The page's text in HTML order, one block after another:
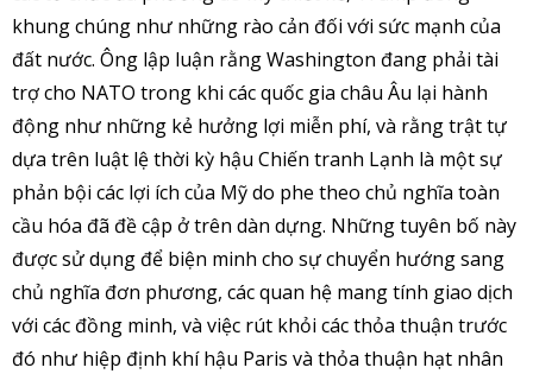
khung chúng như những rào cản đối với sức mạnh của
đất nước. Ông lập luận rằng Washington đang phải tài
trợ cho NATO trong khi các quốc gia châu Âu lại hành
động như những kẻ hưởng lợi miễn phí, và rằng trật tự
dựa trên luật lệ thời kỳ hậu Chiến tranh Lạnh là một sự
phản bội các lợi ích của Mỹ do phe theo chủ nghĩa toàn
cầu hóa đã đề cập ở trên dàn dựng. Những tuyên bố này
được sử dụng để biện minh cho sự chuyển hướng sang
chủ nghĩa đơn phương, các quan hệ mang tính giao dịch
với các đồng minh, và việc rút khỏi các thỏa thuận trước
đó như hiệp định khí hậu Paris và thỏa thuận hạt nhân